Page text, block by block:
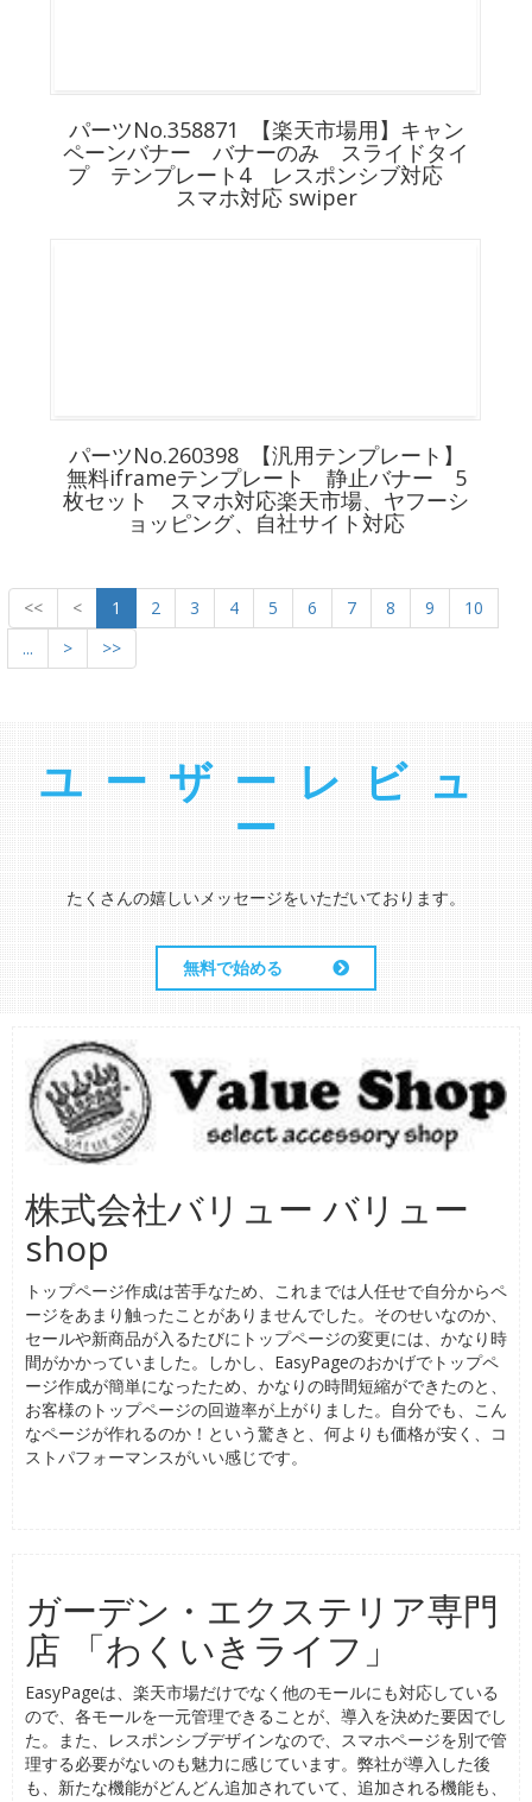
パーツNo.358871 【楽天市場用】キャン
ペーンバナー バナーのみ スライドタイ
プ テンプレート4 レスポンシブ対応
スマホ対応 swiper
パーツNo.260398 【汎用テンプレート】
無料iframeテンプレート 静止バナー 5
枚セット スマホ対応楽天市場、ヤフーシ
ョッピング、自社サイト対応
<< < 1 2 3 4 5 6 7 8 9
10
...
> >>